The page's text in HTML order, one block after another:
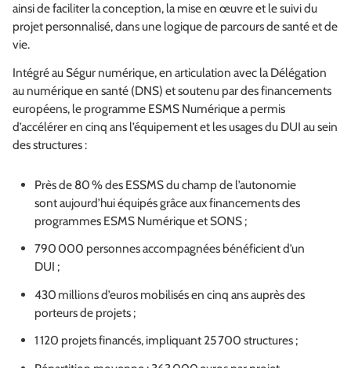
ainsi de faciliter la conception, la mise en œuvre et le suivi du
projet personnalisé, dans une logique de parcours de santé et de
vie.
Intégré au Ségur numérique, en articulation avec la Délégation
au numérique en santé (DNS) et soutenu par des financements
européens, le programme ESMS Numérique a permis
d’accélérer en cinq ans l’équipement et les usages du DUI au sein
des structures :
Près de 80 % des ESSMS du champ de l’autonomie
sont aujourd’hui équipés grâce aux financements des
programmes ESMS Numérique et SONS ;
790 000 personnes accompagnées bénéficient d’un
DUI ;
430 millions d’euros mobilisés en cinq ans auprès des
porteurs de projets ;
1 120 projets financés, impliquant 25 700 structures ;